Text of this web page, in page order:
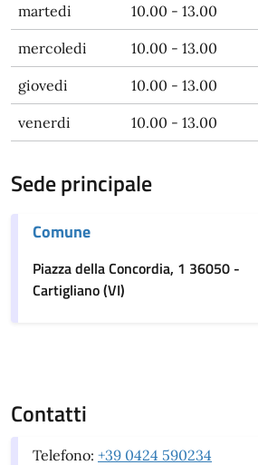
martedi 10.00 - 13.00
mercoledi 10.00 - 13.00
giovedi 10.00 - 13.00
venerdi 10.00 - 13.00
Sede principale
Comune
Piazza della Concordia, 1 36050 -
Cartigliano (VI)
Contatti
Telefono: +39 0424 590234